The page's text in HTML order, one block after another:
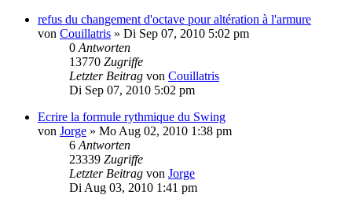
refus du changement d'octave pour altération à l'armure
von Couillatris » Di Sep 07, 2010 5:02 pm
0 Antworten
13770 Zugriffe
Letzter Beitrag von Couillatris
Di Sep 07, 2010 5:02 pm
Ecrire la formule rythmique du Swing
von Jorge » Mo Aug 02, 2010 1:38 pm
6 Antworten
23339 Zugriffe
Letzter Beitrag von Jorge
Di Aug 03, 2010 1:41 pm